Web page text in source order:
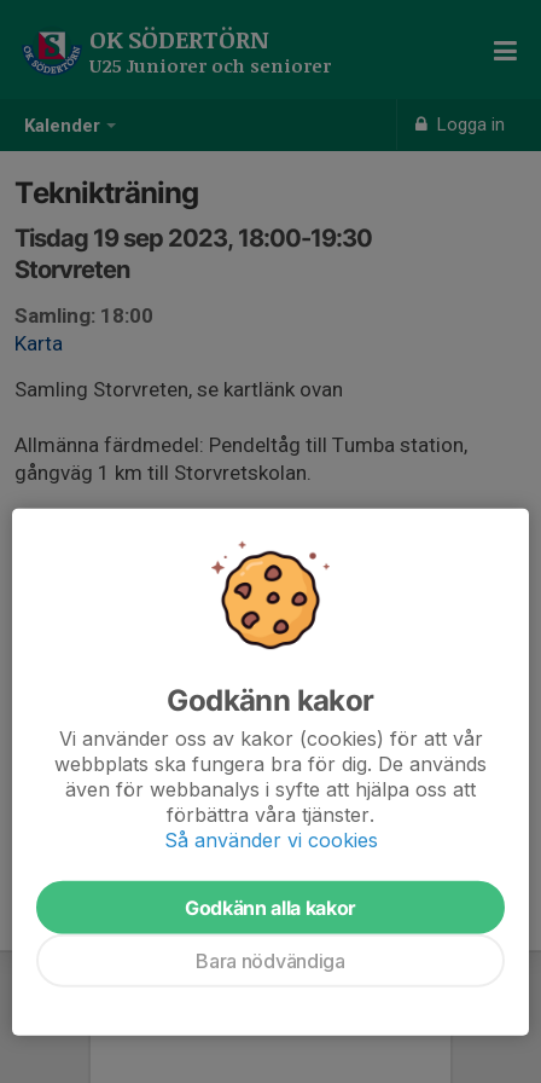
Kalender Logga in
OK SÖDERTÖRN
U25 Juniorer och seniorer
Teknikträning
Tisdag 19 sep 2023, 18:00-19:30
Storvreten
Samling: 18:00
Karta
Samling Storvreten, se kartlänk ovan
Allmänna färdmedel: Pendeltåg till Tumba station,
gångväg 1 km till Storvretskolan.
- Violett/svart 4,5 - 6,2 km.
På svarta banor är mindre stigar ej med på kartan.
Skala 1:7500 och 1:10000 på A4.
Små skärmar vid kontrollerna.
Godkänn kakor
Vi använder oss av kakor (cookies) för att vår
webbplats ska fungera bra för dig. De används
även för webbanalys i syfte att hjälpa oss att
förbättra våra tjänster.
Så använder vi cookies
Godkänn alla kakor
Bara nödvändiga